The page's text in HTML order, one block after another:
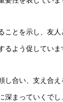
とを示し、友
よう促していま
合い、支え合
まっていくでし